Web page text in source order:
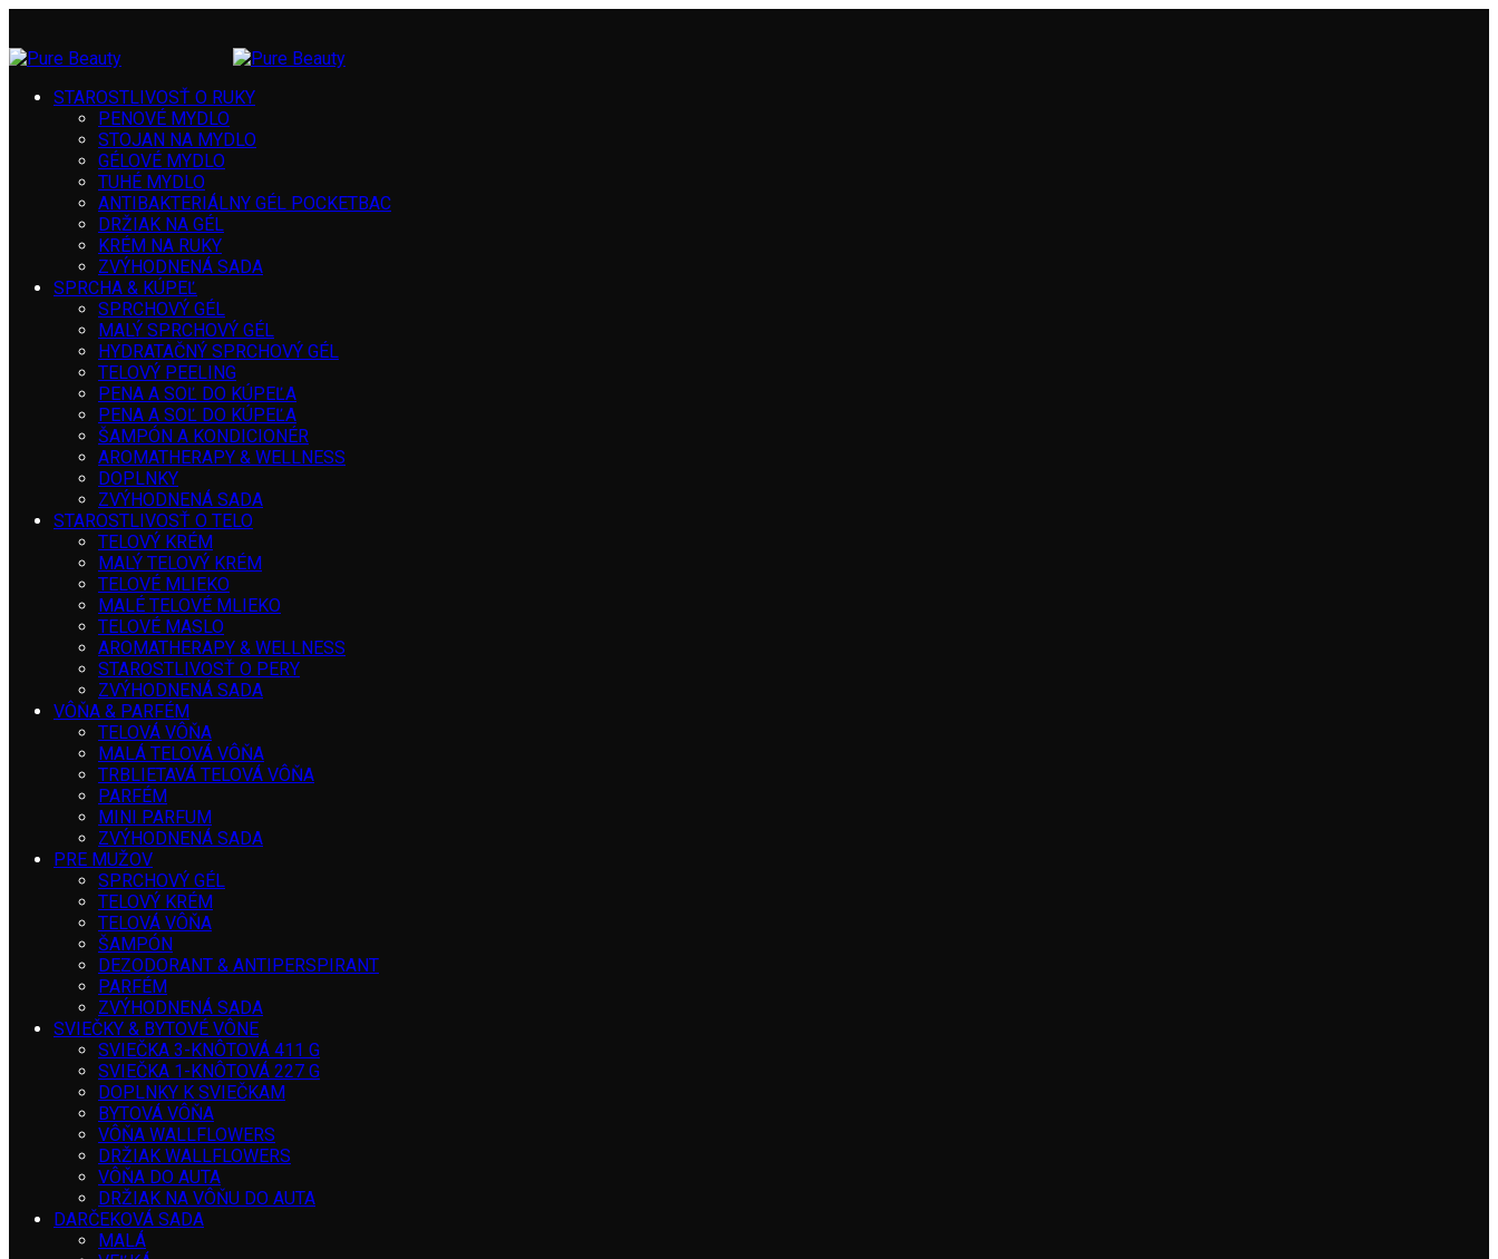
STAROSTLIVOSŤ O RUKY
PENOVÉ MYDLO
STOJAN NA MYDLO
GÉLOVÉ MYDLO
TUHÉ MYDLO
ANTIBAKTERIÁLNY GÉL POCKETBAC
DRŽIAK NA GÉL
KRÉM NA RUKY
ZVÝHODNENÁ SADA
SPRCHA & KÚPEĽ
SPRCHOVÝ GÉL
MALÝ SPRCHOVÝ GÉL
HYDRATAČNÝ SPRCHOVÝ GÉL
TELOVÝ PEELING
PENA A SOĽ DO KÚPEĽA
PENA A SOĽ DO KÚPEĽA
ŠAMPÓN A KONDICIONÉR
AROMATHERAPY & WELLNESS
DOPLNKY
ZVÝHODNENÁ SADA
STAROSTLIVOSŤ O TELO
TELOVÝ KRÉM
MALÝ TELOVÝ KRÉM
TELOVÉ MLIEKO
MALÉ TELOVÉ MLIEKO
TELOVÉ MASLO
AROMATHERAPY & WELLNESS
STAROSTLIVOSŤ O PERY
ZVÝHODNENÁ SADA
VÔŇA & PARFÉM
TELOVÁ VÔŇA
MALÁ TELOVÁ VÔŇA
TRBLIETAVÁ TELOVÁ VÔŇA
PARFÉM
MINI PARFUM
ZVÝHODNENÁ SADA
PRE MUŽOV
SPRCHOVÝ GÉL
TELOVÝ KRÉM
TELOVÁ VÔŇA
ŠAMPÓN
DEZODORANT & ANTIPERSPIRANT
PARFÉM
ZVÝHODNENÁ SADA
SVIEČKY & BYTOVÉ VÔNE
SVIEČKA 3-KNÔTOVÁ 411 G
SVIEČKA 1-KNÔTOVÁ 227 G
DOPLNKY K SVIEČKAM
BYTOVÁ VÔŇA
VÔŇA WALLFLOWERS
DRŽIAK WALLFLOWERS
VÔŇA DO AUTA
DRŽIAK NA VÔŇU DO AUTA
DARČEKOVÁ SADA
MALÁ